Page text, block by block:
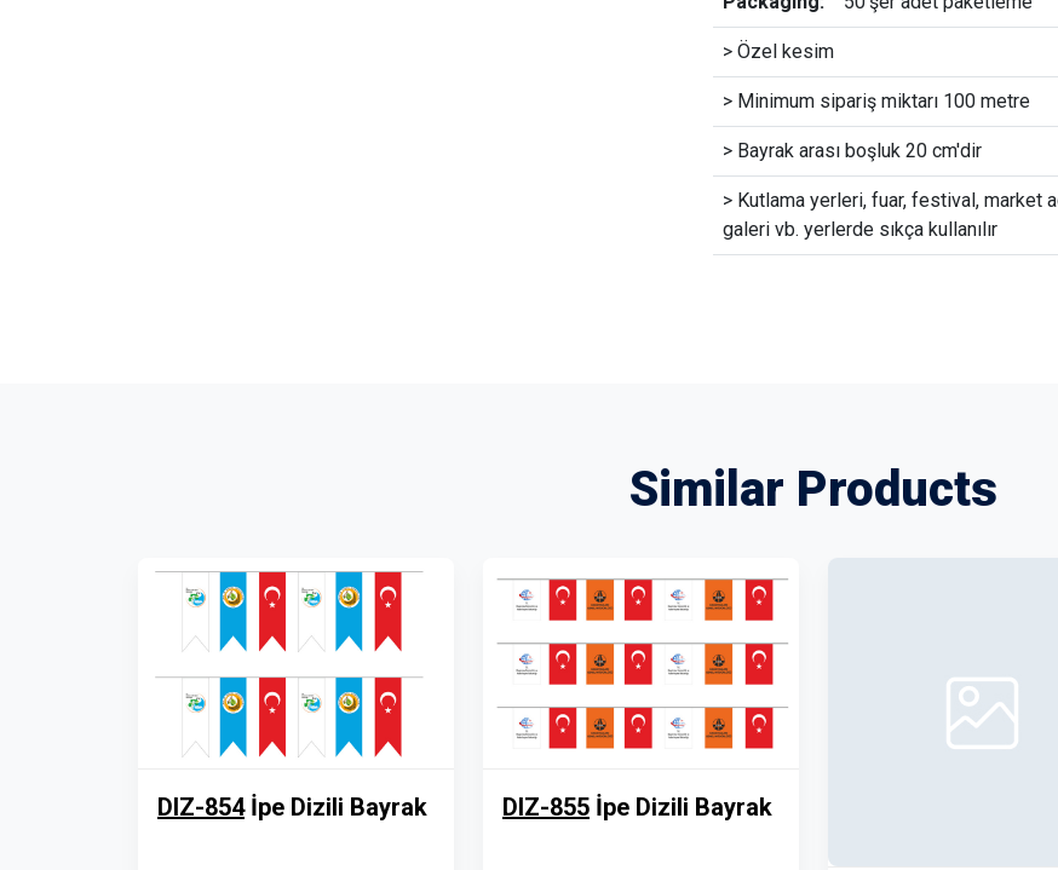
> Özel kesim
> Minimum sipariş miktarı 100 metre
> Bayrak arası boşluk 20 cm'dir
> Kutlama yerleri, fuar, festival, market
galeri vb. yerlerde sıkça kullanılır
Similar Products
DIZ-854İpe Dizili Bayrak DIZ-855 İpe Dizili Bayrak